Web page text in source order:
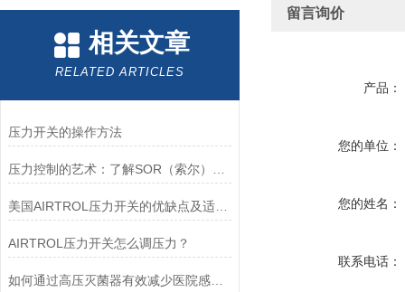
相关文章
RELATED ARTICLES
压力开关的操作方法
美国AIRTROL压力开关的优缺点及适用范围讲解
AIRTROL压力开关怎么调压力？
如何通过高压灭菌器有效减少医院感染风险？
留言询价
产品：
您的单位：
您的姓名：
联系电话：